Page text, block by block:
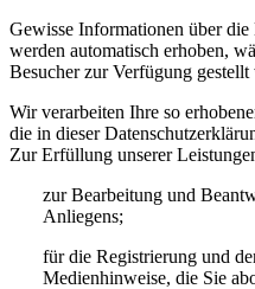
Gewisse Informationen über die
werden automatisch erhoben,
Besucher zur Verfügung gestellt
Wir verarbeiten Ihre so
die in dieser
Zur Erfüllung unserer
zur Bearbeitung und
Anliegens;
für die Registrierung und
Medienhinweise, die Sie